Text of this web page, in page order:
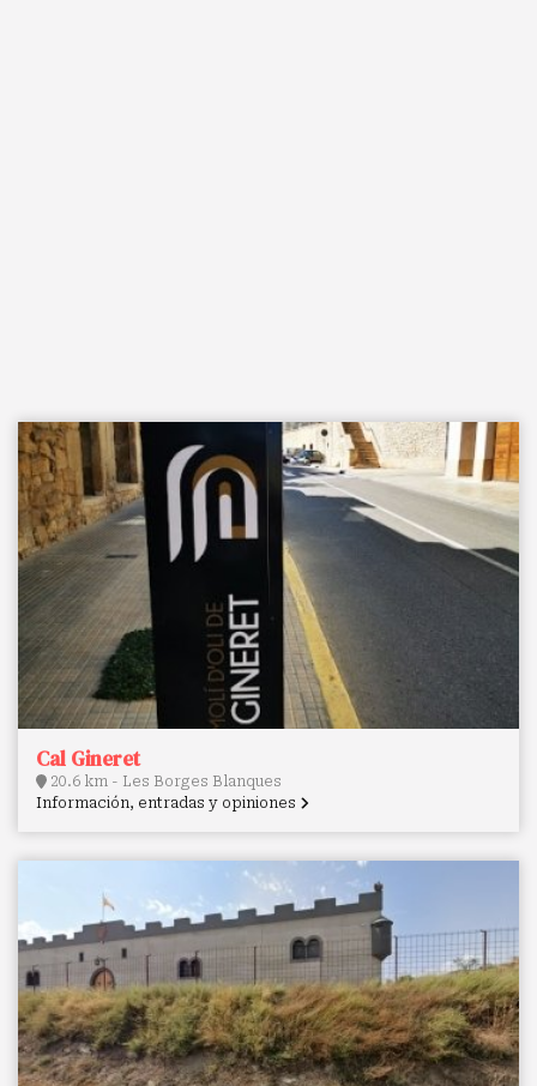
Cal Gineret
20.6 km - Les Borges Blanques
Información, entradas y opiniones